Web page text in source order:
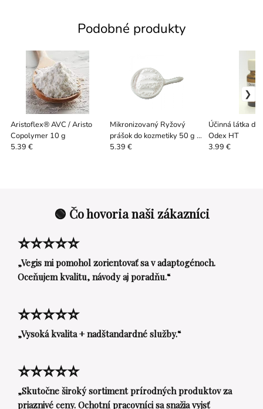
Podobné produkty
Aristoflex® AVC / Aristo
Copolymer 10 g
5.39 €
Mikronizovaný Ryžový
prášok do kozmetiky 50 g /
1000 g
5.39 €
Účinná látka
Odex HT
3.99 €
🟢 Čo hovoria naši zákazníci
⭐⭐⭐⭐⭐
„Vegis mi pomohol zorientovať sa v adaptogénoch.
Oceňujem kvalitu, návody aj poradňu.“
⭐⭐⭐⭐⭐
„Vysoká kvalita + nadštandardné služby.“
⭐⭐⭐⭐⭐
„Skutočne široký sortiment prírodných produktov za
priaznivé ceny. Ochotní pracovníci sa snažia vyjsť